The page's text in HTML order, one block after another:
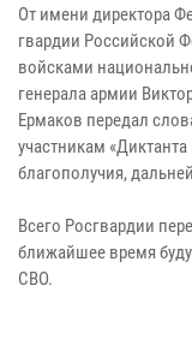
От имени директора
гвардии Российской
войсками
генерала армии
Ермаков передал
участникам
благополучия,
Всего Росгвардии
ближайшее время
СВО.